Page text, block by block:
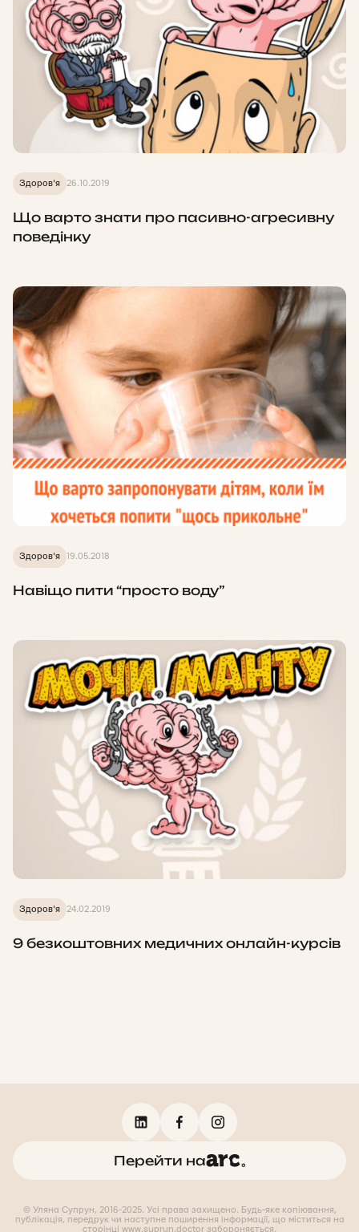
Здоров'я 26.10.2019
Що варто знати про пасивно-агресивну
поведінку
Здоров'я 19.05.2018
Навіщо пити “просто воду”
Здоров'я 24.02.2019
9 безкоштовних медичних онлайн-курсів
Перейти на
© Уляна Супрун, 2016-2025. Усі права захищено. Будь-яке копіювання,
публікація, передрук чи наступне поширення інформації, що міститься на
сторінці www.suprun.doctor забороняється.